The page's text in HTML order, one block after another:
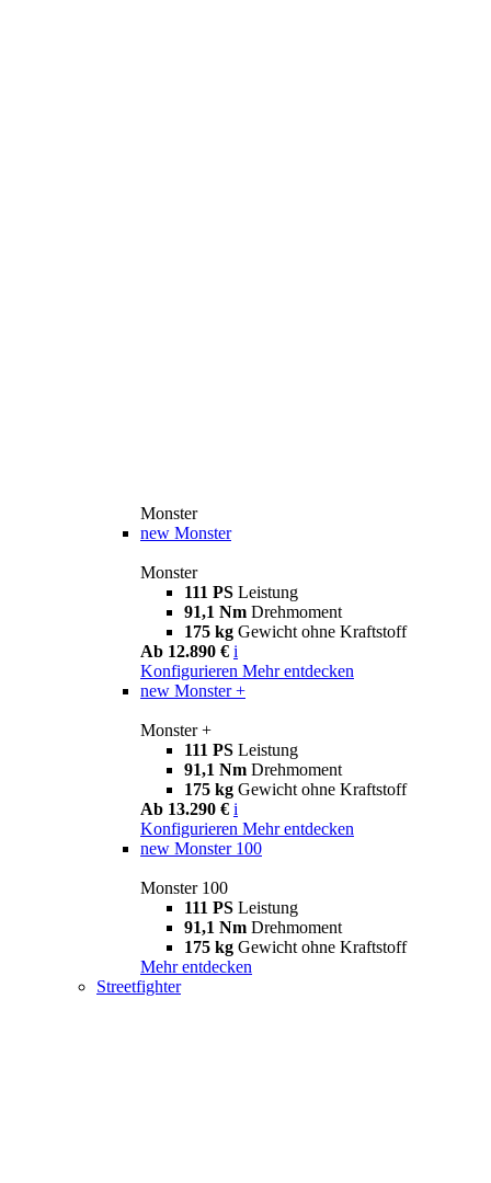
Monster
new Monster
Monster
111 PS Leistung
91,1 Nm Drehmoment
175 kg Gewicht ohne Kraftstoff
Ab 12.890 € i
Konfigurieren Mehr entdecken
new Monster +
Monster +
111 PS Leistung
91,1 Nm Drehmoment
175 kg Gewicht ohne Kraftstoff
Ab 13.290 € i
Konfigurieren Mehr entdecken
new Monster 100
Monster 100
111 PS Leistung
91,1 Nm Drehmoment
175 kg Gewicht ohne Kraftstoff
Mehr entdecken
Streetfighter